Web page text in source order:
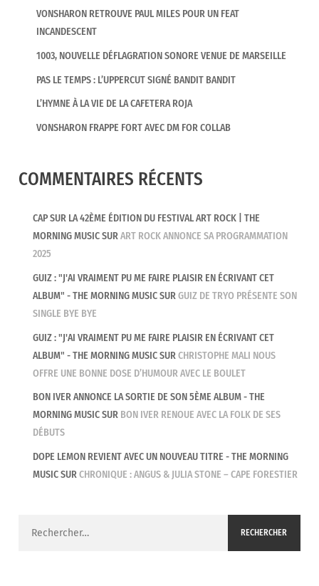
VONSHARON RETROUVE PAUL MILES POUR UN FEAT
INCANDESCENT
1003, NOUVELLE DÉFLAGRATION SONORE VENUE DE MARSEILLE
PAS LE TEMPS : L’UPPERCUT SIGNÉ BANDIT BANDIT
L’HYMNE À LA VIE DE LA CAFETERA ROJA
VONSHARON FRAPPE FORT AVEC DM FOR COLLAB
COMMENTAIRES RÉCENTS
CAP SUR LA 42ÈME ÉDITION DU FESTIVAL ART ROCK | THE
MORNING MUSICSURART ROCK ANNONCE SA PROGRAMMATION
2025
GUIZ : "J'AI VRAIMENT PU ME FAIRE PLAISIR EN ÉCRIVANT CET
ALBUM" - THE MORNING MUSICSURGUIZ DE TRYO PRÉSENTE SON
SINGLE BYE BYE
GUIZ : "J'AI VRAIMENT PU ME FAIRE PLAISIR EN ÉCRIVANT CET
ALBUM" - THE MORNING MUSICSURCHRISTOPHE MALI NOUS
OFFRE UNE BONNE DOSE D’HUMOUR AVEC LE BOULET
BON IVER ANNONCE LA SORTIE DE SON 5ÈME ALBUM - THE
MORNING MUSICSUR BON IVER RENOUE AVEC LA FOLK DE SES
DÉBUTS
DOPE LEMON REVIENT AVEC UN NOUVEAU TITRE - THE MORNING
MUSICSURCHRONIQUE : ANGUS & JULIA STONE – CAPE FORESTIER